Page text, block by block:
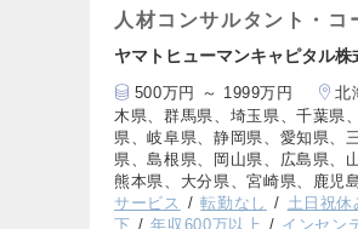
人材コンサルタント・コ
ヤマトヒューマンキャピタル株
500万円 ～ 1999万円
北
木県、群馬県、埼玉県、千葉県
県、岐阜県、静岡県、愛知県、
県、島根県、岡山県、広島県、
熊本県、大分県、宮崎県、鹿児
サービス
転勤なし 土日祝休
下
年収600万以上 インセン